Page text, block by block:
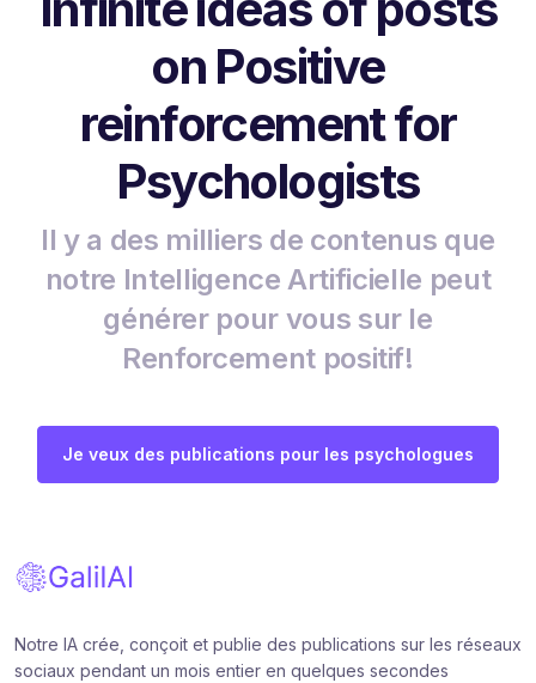
on Positive
reinforcement for
Psychologists
Il y a des milliers de contenus que
notre Intelligence Artificielle peut
générer pour vous sur le
Renforcement positif!
Je veux des publications pour les psychologues
Notre IA crée, conçoit et publie des publications sur les réseaux
sociaux pendant un mois entier en quelques secondes